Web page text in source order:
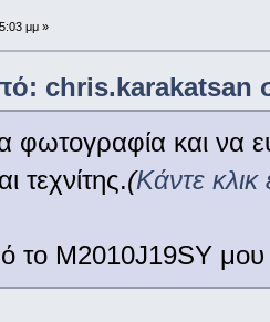
μμ »
chris.karakatsan
και να
τεχνίτης.(Κάντε
το M2010J19SY